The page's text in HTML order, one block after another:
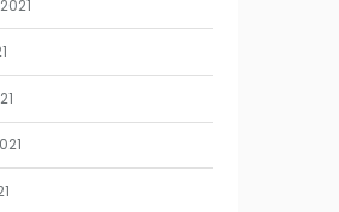
2021